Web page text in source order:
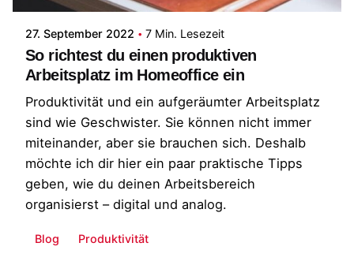
27. September 2022 7 Min. Lesezeit
So richtest du einen produktiven
Arbeitsplatz im Homeoffice ein
Produktivität und ein aufgeräumter Arbeitsplatz
sind wie Geschwister. Sie können nicht immer
miteinander, aber sie brauchen sich. Deshalb
möchte ich dir hier ein paar praktische Tipps
geben, wie du deinen Arbeitsbereich
organisierst – digital und analog.
Blog Produktivität